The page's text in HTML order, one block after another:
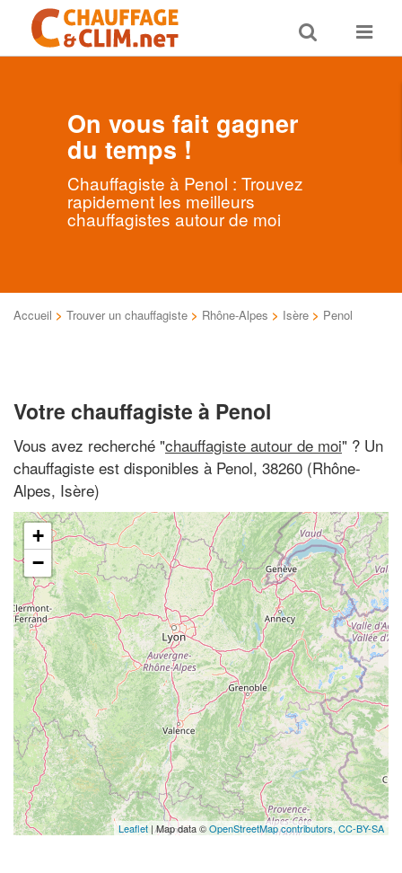
Toggle
search
Toggle
On vous fait gagner
du temps !
Chauffagiste à Penol : Trouvez
rapidement les meilleurs
chauffagistes autour de moi
Accueil > Trouver un chauffagiste > Rhône-Alpes > Isère > Penol
Votre chauffagiste à Penol
Vous avez recherché "chauffagiste autour de moi" ? Un
chauffagiste est disponibles à Penol, 38260 (Rhône-
Alpes, Isère)
+
−
Leaflet | Map data ©OpenStreetMap contributors, CC-BY-SA